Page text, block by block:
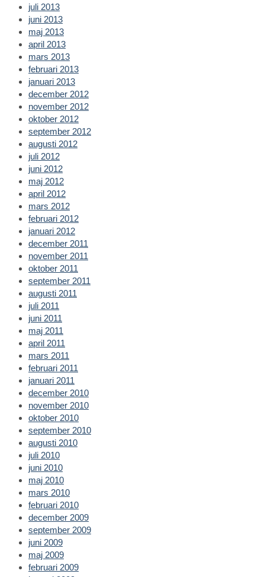
juli 2013
juni 2013
maj 2013
april 2013
mars 2013
februari 2013
januari 2013
december 2012
november 2012
oktober 2012
september 2012
augusti 2012
juli 2012
juni 2012
maj 2012
april 2012
mars 2012
februari 2012
januari 2012
december 2011
november 2011
oktober 2011
september 2011
augusti 2011
juli 2011
juni 2011
maj 2011
april 2011
mars 2011
februari 2011
januari 2011
december 2010
november 2010
oktober 2010
september 2010
augusti 2010
juli 2010
juni 2010
maj 2010
mars 2010
februari 2010
december 2009
september 2009
juni 2009
maj 2009
februari 2009